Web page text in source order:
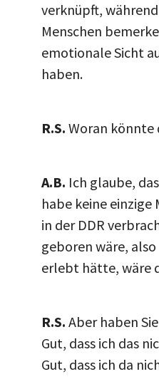
verknüpft,
Menschen
emotionale Sicht
haben.
R.S. Woran könnte
A.B. Ich glaube,
habe keine einzige
in der DDR
geboren wäre,
erlebt hätte, wäre
R.S. Aber haben
Gut, dass ich das
Gut, dass ich da